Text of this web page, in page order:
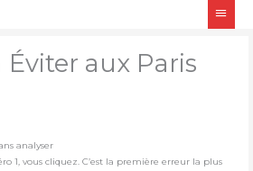
Main
Éviter aux Paris
analyser
1, vous cliquez. C’est la première erreur la plus